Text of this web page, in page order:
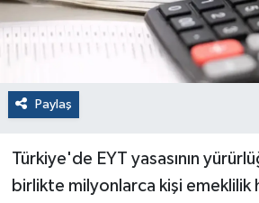
Paylaş
Türkiye'de EYT yasasının
birlikte milyonlarca kişi emeklilik